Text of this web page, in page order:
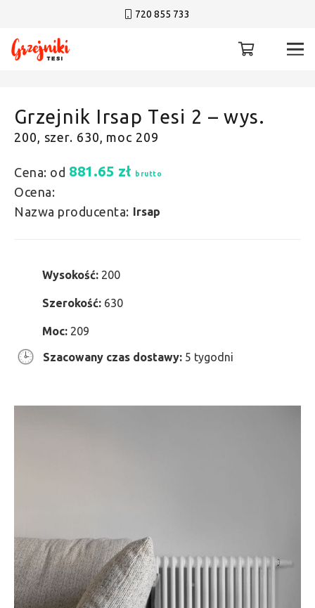
720 855 733
Grzejnik Irsap Tesi 2 – wys.
200, szer. 630, moc 209
Cena: od 881.65 zł brutto
Ocena:
Nazwa producenta: Irsap
Wysokość: 200
Szerokość: 630
Moc: 209
Szacowany czas dostawy: 5 tygodni